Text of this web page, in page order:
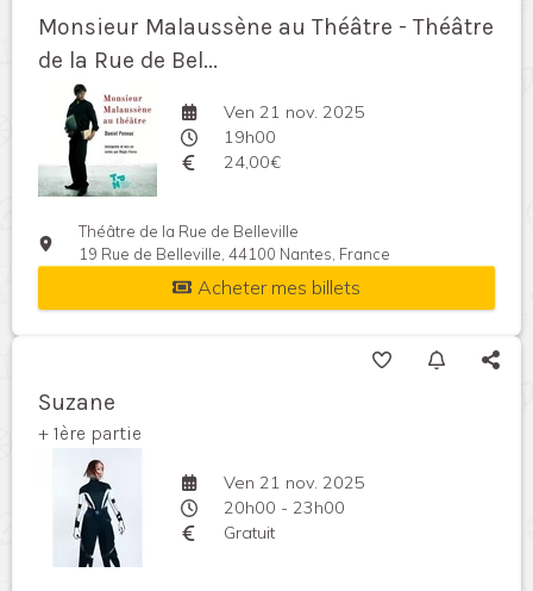
Monsieur Malaussène au Théâtre - Théâtre
de la Rue de Bel...
Ven 21 nov. 2025
19h00
24,00€
Théâtre de la Rue de Belleville
19 Rue de Belleville, 44100 Nantes, France
Acheter mes billets
Suzane
+ 1ère partie
Ven 21 nov. 2025
20h00 - 23h00
Gratuit